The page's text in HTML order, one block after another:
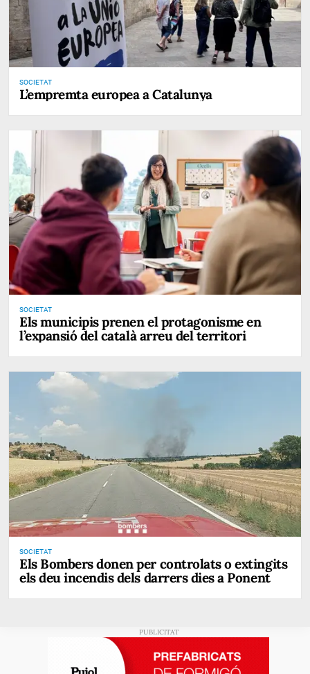
SOCIETAT
L’empremta europea a Catalunya
SOCIETAT
Els municipis prenen el protagonisme en
l’expansió del català arreu del territori
SOCIETAT
Els Bombers donen per controlats o extingits
els deu incendis dels darrers dies a Ponent